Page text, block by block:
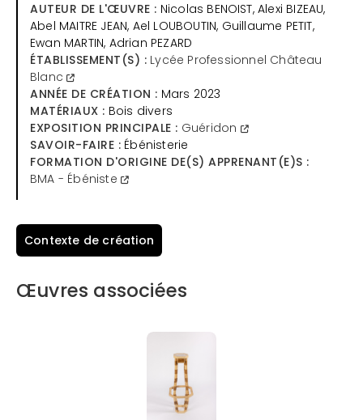
AUTEUR DE L'ŒUVRE : Nicolas BENOIST, Alexi BIZEAU,
Abel MAITRE JEAN, Ael LOUBOUTIN, Guillaume PETIT,
Ewan MARTIN, Adrian PEZARD
ÉTABLISSEMENT(S) : Lycée Professionnel Château
Blanc
ANNÉE DE CRÉATION : Mars 2023
MATÉRIAUX : Bois divers
EXPOSITION PRINCIPALE : Guéridon
SAVOIR-FAIRE : Ébénisterie
FORMATION D'ORIGINE DE(S) APPRENANT(E)S :
BMA - Ébéniste
Contexte de création
Œuvres associées